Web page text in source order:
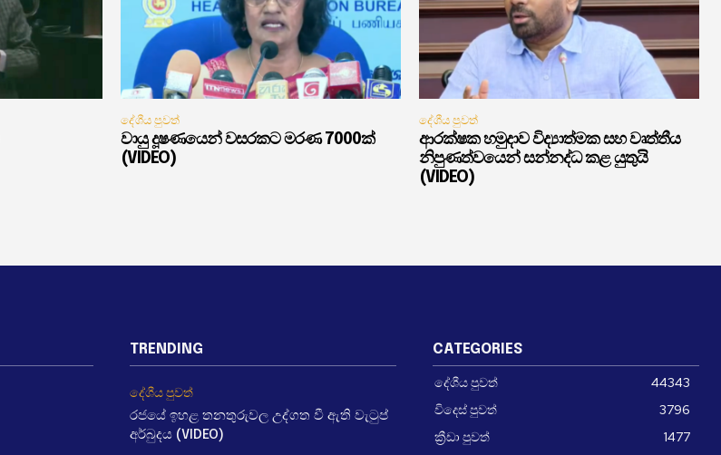
දේශීය පුවත්
වායු දූෂණයෙන් වසරකට මරණ 7000ක්
(VIDEO)
දේශීය පුවත්
ආරක්ෂක හමුදාව විද්‍යාත්මක සහ වෘත්තීය
නිපුණත්වයෙන් සන්නද්ධ කළ යුතුයි
(VIDEO)
TRENDING
දේශීය පුවත්
රජයේ ඉහළ තනතුරුවල උද්ගත වී ඇති වැටුප්
අර්බුදය (VIDEO)
CATEGORIES
දේශීය පුවත්
44343
විදෙස් පුවත්
3796
ක්‍රීඩා පුවත්
1477